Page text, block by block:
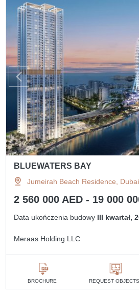
BLUEWATERS BAY
Jumeirah Beach Residence, Dubai
2 560 000 AED - 19 000
Data ukończenia budowy III kwartał,
Meraas Holding LLC
BROCHURE REQUEST OBJECTS